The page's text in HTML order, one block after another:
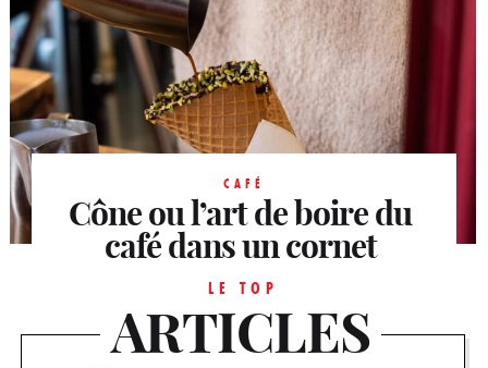
LE TOP
ARTICLES
CAFÉ
Cône ou l’art de boire du
café dans un cornet
Boire son café dans une tasse serait-il devenu
dépassé ? Toujours est-il que, chez Cône,
nouveau comptoir...